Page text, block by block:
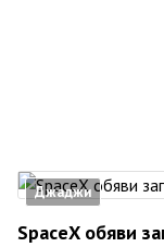
Джаджи
SpaceX обяви